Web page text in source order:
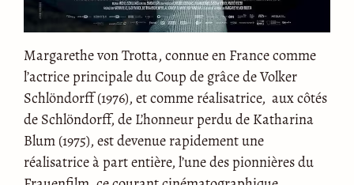
Margarethe von Trotta, connue en France comme
l’actrice principale du Coup de grâce de Volker
Schlöndorff (1976), et comme réalisatrice, aux côtés
de Schlöndorff, de L’honneur perdu de Katharina
Blum (1975), est devenue rapidement une
réalisatrice à part entière, l’une des pionnières du